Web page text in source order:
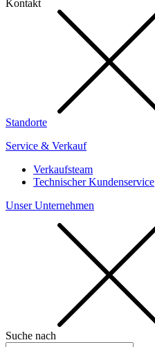
Kontakt
Standorte
Service & Verkauf
Verkaufsteam
Technischer Kundenservice
Unser Unternehmen
Suche nach